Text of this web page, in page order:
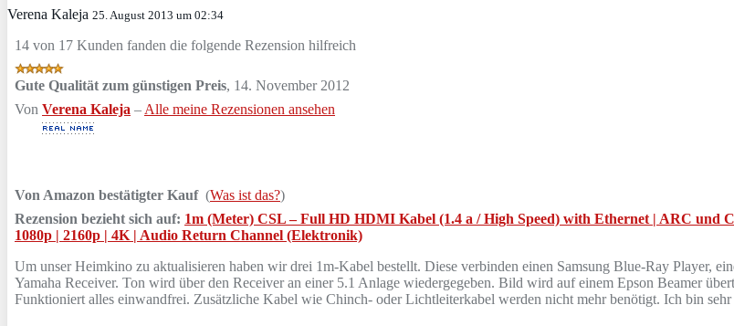
Verena Kaleja 25. August 2013 um 02:34
14 von 17 Kunden fanden die folgende Rezension hilfreich
Gute Qualität zum günstigen Preis, 14. November 2012
Von Verena Kaleja – Alle meine Rezensionen ansehen
Von Amazon bestätigter Kauf (Was ist das?)
Rezension bezieht sich auf: 1m (Meter) CSL – Full HD HDMI Kabel (1.4 a / High Speed) with Ethernet | ARC und
1080p | 2160p | 4K | Audio Return Channel (Elektronik)
Um unser Heimkino zu aktualisieren haben wir drei 1m-Kabel bestellt. Diese verbinden einen Samsung Blue-Ray Player,
Yamaha Receiver. Ton wird über den Receiver an einer 5.1 Anlage wiedergegeben. Bild wird auf einem Epson Beamer
Funktioniert alles einwandfrei. Zusätzliche Kabel wie Chinch- oder Lichtleiterkabel werden nicht mehr benötigt. Ich bin